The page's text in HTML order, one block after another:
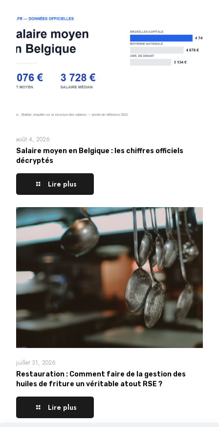
août 4, 2026
Salaire moyen en Belgique : les chiffres officiels
décryptés
Lire plus
juillet 31, 2026
Restauration : Comment faire de la gestion des
huiles de friture un véritable atout RSE ?
Lire plus